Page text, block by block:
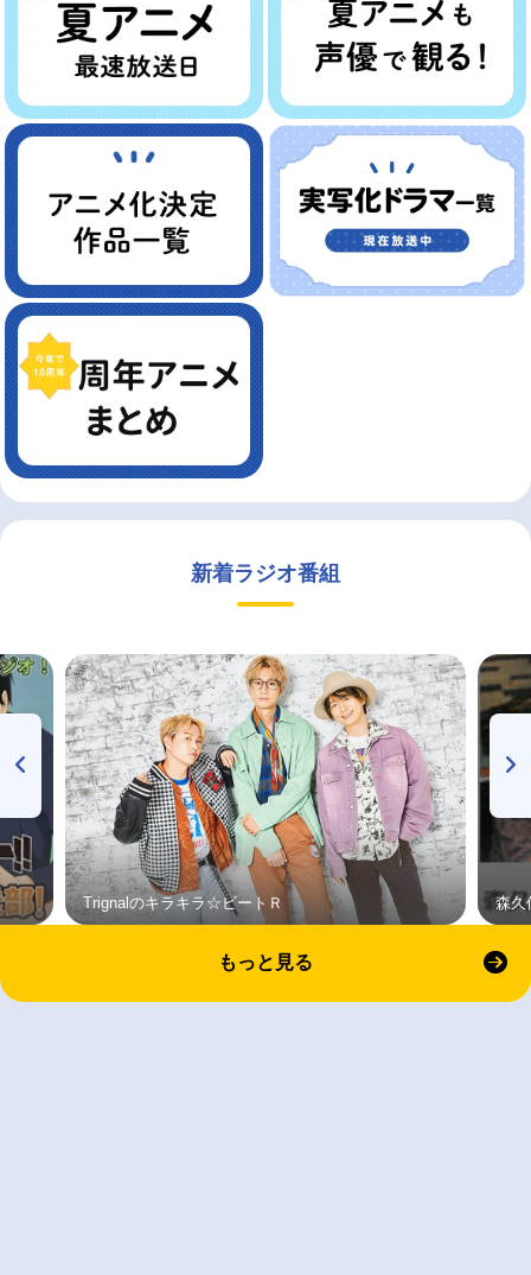
新着ラジオ番組
Trignalのキラキラ☆ビートＲ 森久
もっと見る